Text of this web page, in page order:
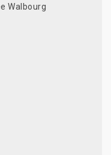
Walbourg